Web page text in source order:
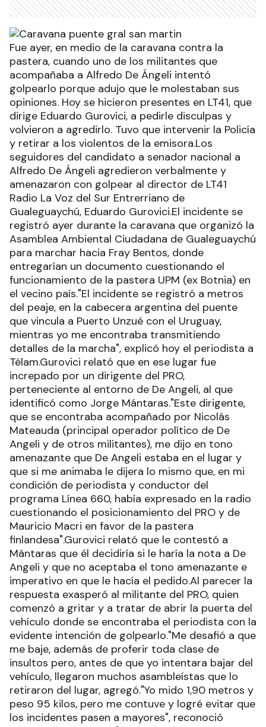
Fue ayer, en medio de la caravana contra la
pastera, cuando uno de los militantes que
acompañaba a Alfredo De Ángeli intentó
golpearlo porque adujo que le molestaban sus
opiniones. Hoy se hicieron presentes en LT41, que
dirige Eduardo Gurovici, a pedirle disculpas y
volvieron a agredirlo. Tuvo que intervenir la Policía
y retirar a los violentos de la emisora.Los
seguidores del candidato a senador nacional a
Alfredo De Ángeli agredieron verbalmente y
amenazaron con golpear al director de LT41
Radio La Voz del Sur Entrerriano de
Gualeguaychú, Eduardo Gurovici.El incidente se
registró ayer durante la caravana que organizó la
Asamblea Ambiental Ciudadana de Gualeguaychú
para marchar hacia Fray Bentos, donde
entregarían un documento cuestionando el
funcionamiento de la pastera UPM (ex Botnia) en
el vecino país."El incidente se registró a metros
del peaje, en la cabecera argentina del puente
que vincula a Puerto Unzué con el Uruguay,
mientras yo me encontraba transmitiendo
detalles de la marcha", explicó hoy el periodista a
Télam.Gurovici relató que en ese lugar fue
increpado por un dirigente del PRO,
perteneciente al entorno de De Angeli, al que
identificó como Jorge Mántaras."Este dirigente,
que se encontraba acompañado por Nicolás
Mateauda (principal operador político de De
Angeli y de otros militantes), me dijo en tono
amenazante que De Angeli estaba en el lugar y
que si me animaba le dijera lo mismo que, en mi
condición de periodista y conductor del
programa Línea 660, había expresado en la radio
cuestionando el posicionamiento del PRO y de
Mauricio Macri en favor de la pastera
finlandesa".Gurovici relató que le contestó a
Mántaras que él decidiría si le haría la nota a De
Angeli y que no aceptaba el tono amenazante e
imperativo en que le hacía el pedido.Al parecer la
respuesta exasperó al militante del PRO, quien
comenzó a gritar y a tratar de abrir la puerta del
vehículo donde se encontraba el periodista con la
evidente intención de golpearlo."Me desafió a que
me baje, además de proferir toda clase de
insultos pero, antes de que yo intentara bajar del
vehículo, llegaron muchos asambleístas que lo
retiraron del lugar, agregó."Yo mido 1,90 metros y
peso 95 kilos, pero me contuve y logré evitar que
los incidentes pasen a mayores", reconoció